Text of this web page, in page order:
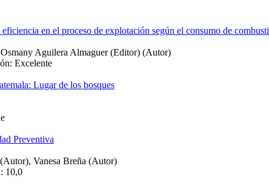
en el proceso de explotación según el consumo de
Aguilera Almaguer (Editor) (Autor)
Excelente
Lugar de los bosques
Preventiva
, Vanesa Breña (Autor)
10,0